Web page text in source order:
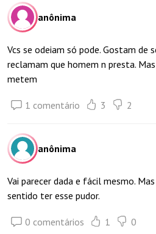
anônima
Vcs se odeiam só pode. Gostam de
reclamam que homem n presta.
metem
1 comentário 3 2
anônima
Vai parecer dada e fácil mesmo.
sentido ter esse pudor.
0 comentários 1 0